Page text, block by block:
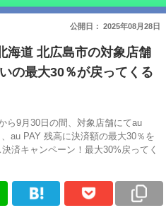
公開日： 2025年08月28日
海道 北広島市の対象店舗
の最大30％が戻ってくる
ら9月30日の間、対象店舗にてau
au PAY 残高に決済額の最大30％を
済キャンペーン！最大30%戻ってく